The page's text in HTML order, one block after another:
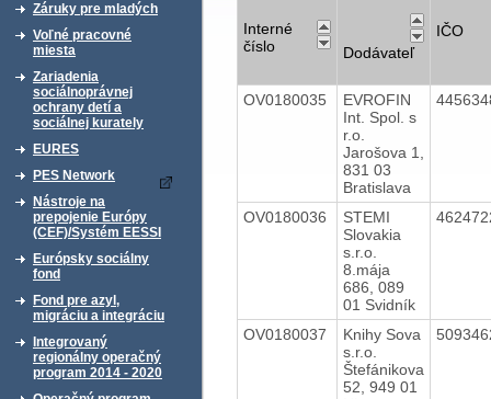
Záruky pre mladých
Voľné pracovné
miesta
Zariadenia
sociálnoprávnej
ochrany detí a
sociálnej kurately
EURES
PES Network
Nástroje na
prepojenie Európy
(CEF)/Systém EESSI
Európsky sociálny
fond
Fond pre azyl,
migráciu a integráciu
Integrovaný
regionálny operačný
program 2014 - 2020
Interné
číslo
Dodávateľ
IČO
OV0180035
EVROFIN
Int. Spol. s
r.o.
Jarošova 1,
831 03
Bratislava
OV0180036
STEMI
Slovakia
s.r.o.
8.mája
686, 089
01 Svidník
OV0180037
Knihy Sova
s.r.o.
Štefánikova
52, 949 01